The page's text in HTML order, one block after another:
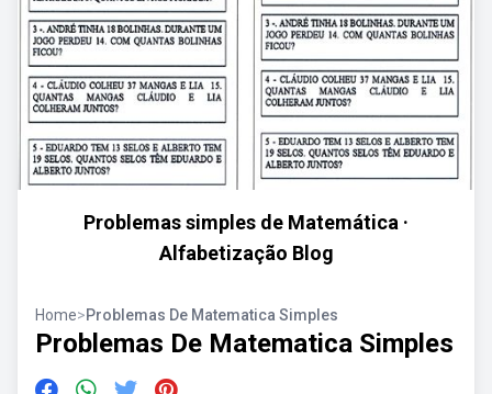
Problemas simples de Matemática ·
Alfabetização Blog
Home>Problemas De Matematica Simples
Problemas De Matematica Simples